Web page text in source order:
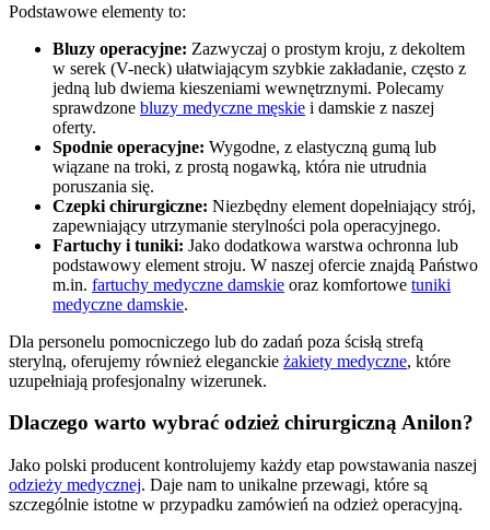
Podstawowe elementy to:
Bluzy operacyjne: Zazwyczaj o prostym kroju, z dekoltem
w serek (V-neck) ułatwiającym szybkie zakładanie, często z
jedną lub dwiema kieszeniami wewnętrznymi. Polecamy
sprawdzone bluzy medyczne męskie i damskie z naszej
oferty.
Spodnie operacyjne: Wygodne, z elastyczną gumą lub
wiązane na troki, z prostą nogawką, która nie utrudnia
poruszania się.
Czepki chirurgiczne: Niezbędny element dopełniający strój,
zapewniający utrzymanie sterylności pola operacyjnego.
Fartuchy i tuniki: Jako dodatkowa warstwa ochronna lub
podstawowy element stroju. W naszej ofercie znajdą Państwo
m.in. fartuchy medyczne damskie oraz komfortowe tuniki
medyczne damskie.
Dla personelu pomocniczego lub do zadań poza ścisłą strefą
sterylną, oferujemy również eleganckie żakiety medyczne, które
uzupełniają profesjonalny wizerunek.
Dlaczego warto wybrać odzież chirurgiczną Anilon?
Jako polski producent kontrolujemy każdy etap powstawania naszej
odzieży medycznej. Daje nam to unikalne przewagi, które są
szczególnie istotne w przypadku zamówień na odzież operacyjną.